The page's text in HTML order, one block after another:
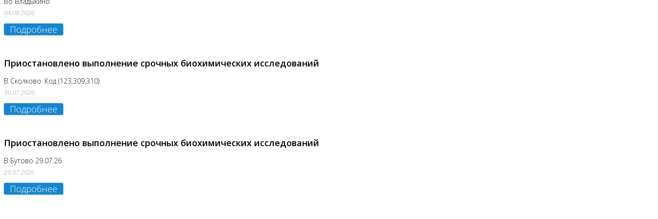
04.08.2026
Подробнее
Приостановлено выполнение срочных биохимических исследований
В Сколково. Код (123,309,310)
30.07.2026
Подробнее
Приостановлено выполнение срочных биохимических исследований
В Бутово 29.07.26
29.07.2026
Подробнее